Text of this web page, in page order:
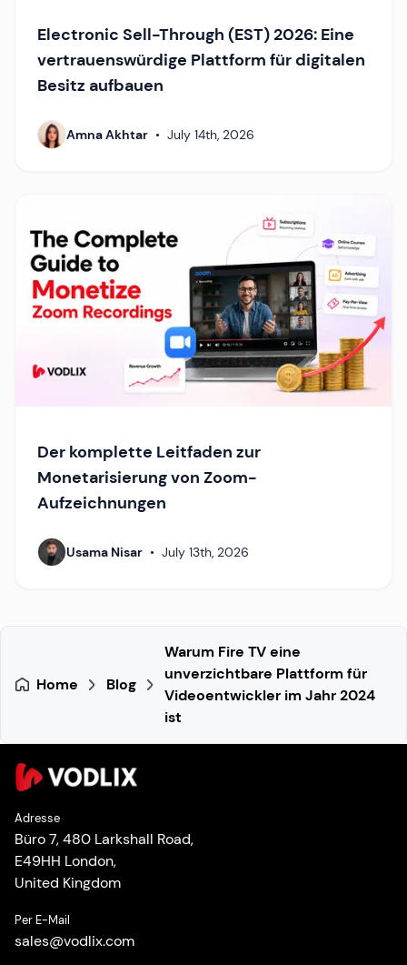
Electronic Sell-Through (EST) 2026: Eine
vertrauenswürdige Plattform für digitalen
Besitz aufbauen
Amna Akhtar • July 14th, 2026
Der komplette Leitfaden zur
Monetarisierung von Zoom-
Aufzeichnungen
Usama Nisar • July 13th, 2026
Home Blog
Warum Fire TV eine
unverzichtbare Plattform für
Videoentwickler im Jahr 2024
ist
Adresse
Büro 7, 480 Larkshall Road,
E49HH London,
United Kingdom
Per E-Mail
sales@vodlix.com